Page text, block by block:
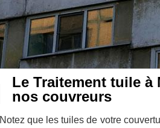
Le Traitement tuile à
nos couvreurs
Notez que les tuiles de votre